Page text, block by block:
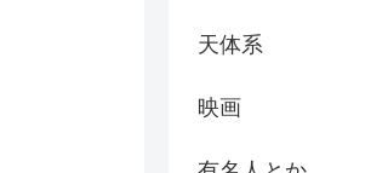
天体系
映画